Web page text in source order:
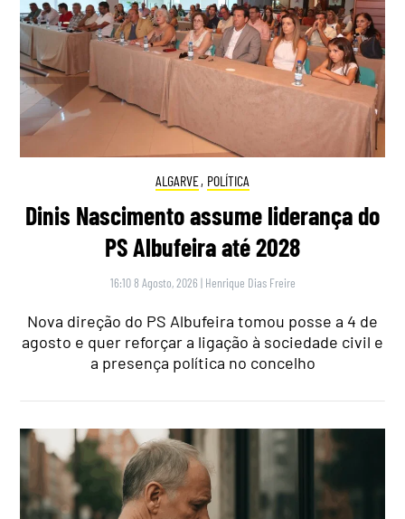
ALGARVE, POLÍTICA
Dinis Nascimento assume liderança do
PS Albufeira até 2028
16:10 8 Agosto, 2026 | Henrique Dias Freire
Nova direção do PS Albufeira tomou posse a 4 de
agosto e quer reforçar a ligação à sociedade civil e
a presença política no concelho